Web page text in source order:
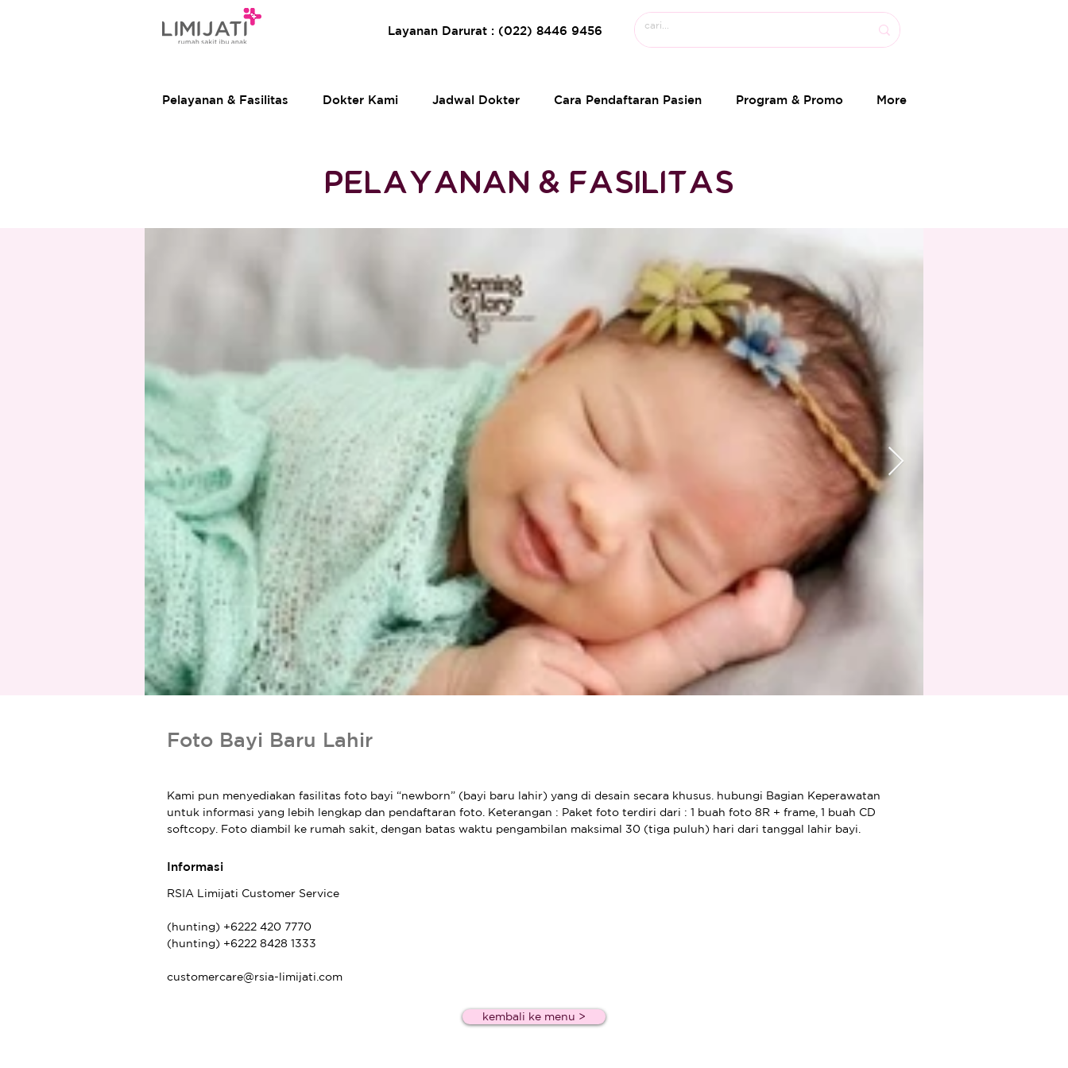
Layanan Darurat : (022) 8446 9456
Pelayanan & Fasilitas Dokter Kami Jadwal Dokter Cara Pendaftaran Pasien Program & Promo More
PELAYANAN & FASILITAS
Foto Bayi Baru Lahir
Kami pun menyediakan fasilitas foto bayi “newborn” (bayi baru lahir) yang di desain secara khusus. hubungi Bagian Keperawatan
untuk informasi yang lebih lengkap dan pendaftaran foto. Keterangan : Paket foto terdiri dari : 1 buah foto 8R + frame, 1 buah CD
softcopy. Foto diambil ke rumah sakit, dengan batas waktu pengambilan maksimal 30 (tiga puluh) hari dari tanggal lahir bayi.
Informasi
RSIA Limijati Customer Service
(hunting) +6222 420 7770
(hunting) +6222 8428 1333
customercare@rsia-limijati.com
kembali ke menu >